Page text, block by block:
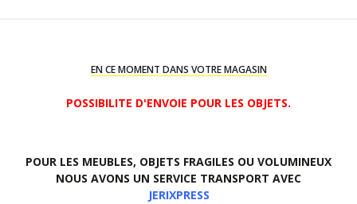
EN CE MOMENT DANS VOTRE MAGASIN
POSSIBILITE D'ENVOIE POUR LES OBJETS.
POUR LES MEUBLES, OBJETS FRAGILES OU VOLUMINEUX
NOUS AVONS UN SERVICE TRANSPORT AVEC
JERIXPRESS